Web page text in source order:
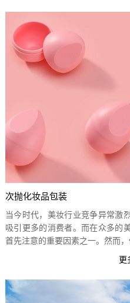
次抛化妆品包装
当今时代，美妆行业竞争异常激
吸引更多的消费者。而在众多的
首先注意的重要因素之一。然而，